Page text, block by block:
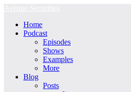
conteúdo
Home
Podcast
Episodes
Shows
Examples
More
Blog
Posts